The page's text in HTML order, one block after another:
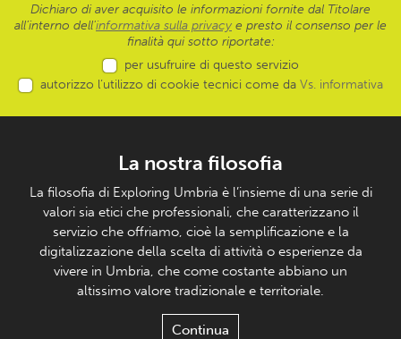
Dichiaro di aver acquisito le informazioni fornite dal Titolare
all’interno dell'informativa sulla privacy e presto il consenso per le
finalità qui sotto riportate:
per usufruire di questo servizio
autorizzo l’utilizzo di cookie tecnici come da Vs. informativa
La nostra filosofia
La filosofia di Exploring Umbria è l’insieme di una serie di
valori sia etici che professionali, che caratterizzano il
servizio che offriamo, cioè la semplificazione e la
digitalizzazione della scelta di attività o esperienze da
vivere in Umbria, che come costante abbiano un
altissimo valore tradizionale e territoriale.
Continua